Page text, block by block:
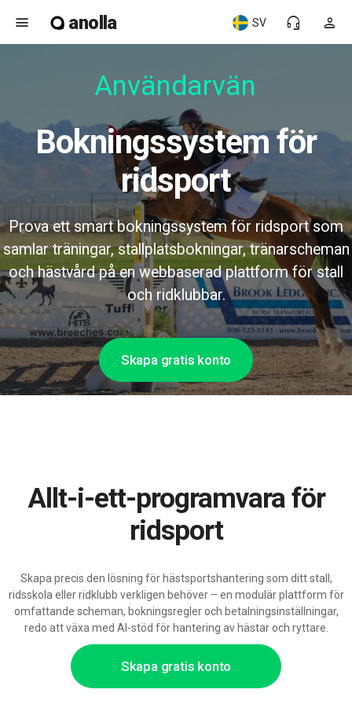
menu anolla person
headset_mic
SV
Användarvänl
Bokningssystem för
ridsport
Prova ett smart bokningssystem för ridsport som
samlar träningar, stallplatsbokningar, tränarscheman
och hästvård på en webbaserad plattform för stall
och ridklubbar.
Skapa gratis konto
Skapa gratis konto
Allt-i-ett-programvara för
ridsport
Skapa precis den lösning för hästsportshantering som ditt stall,
ridsskola eller ridklubb verkligen behöver – en modulär plattform för
omfattande scheman, bokningsregler och betalningsinställningar,
redo att växa med AI-stöd för hantering av hästar och ryttare.